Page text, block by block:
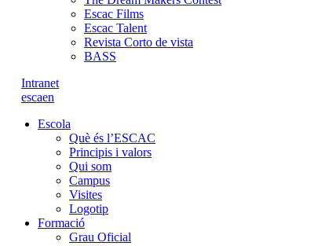
Escac Films
Escac Talent
Revista Corto de vista
BASS
Intranet
escaen
Escola
Què és l’ESCAC
Principis i valors
Qui som
Campus
Visites
Logotip
Formació
Grau Oficial